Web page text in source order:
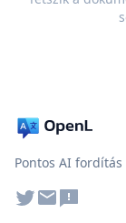
Pontos AI